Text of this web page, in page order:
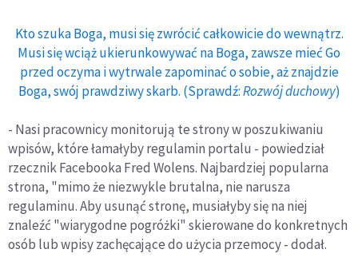
Kto szuka Boga, musi się zwrócić całkowicie do wewnątrz.
Musi się wciąż ukierunkowywać na Boga, zawsze mieć Go
przed oczyma i wytrwale zapominać o sobie, aż znajdzie
Boga, swój prawdziwy skarb. (Sprawdź:Rozwój duchowy)
- Nasi pracownicy monitorują te strony w poszukiwaniu
wpisów, które łamałyby regulamin portalu - powiedział
rzecznik Facebooka Fred Wolens. Najbardziej popularna
strona, "mimo że niezwykle brutalna, nie narusza
regulaminu. Aby usunąć stronę, musiałyby się na niej
znaleźć "wiarygodne pogróżki" skierowane do konkretnych
osób lub wpisy zachęcające do użycia przemocy - dodał.